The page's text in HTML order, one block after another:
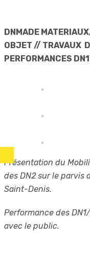
DNMADE
OBJET // TRAVAUX
PERFORMANCES DN1
Présentation du
des DN2 sur le parvis
Saint-Denis.
Performance des
avec le public.